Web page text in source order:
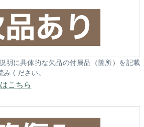
明に具体的な欠品の付属品（箇所）を記載
ください。
こちら